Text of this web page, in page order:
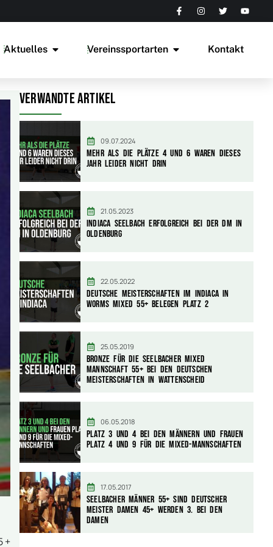
Aktuelles Vereinssportarten Kontakt
+
Verwandte Artikel
09.07.2024
Mehr als die Plätze 4 und 6 waren dieses
Jahr leider nicht drin
21.05.2023
Indiaca Seelbach erfolgreich bei der DM in
Oldenburg
22.05.2022
Deutsche Meisterschaften Im Indiaca in
Worms Mixed 55+ belegen Platz 2
25.05.2019
Bronze für die Seelbacher Mixed
Mannschaft 55+ bei den Deutschen
Meisterschaften in Wattenscheid
06.05.2018
Platz 3 und 4 bei den Männern und Frauen
Platz 4 und 9 für die Mixed-Mannschaften
17.05.2017
Seelbacher Männer 55+ sind Deutscher
Meister Damen 45+ werden 3. bei den
Damen